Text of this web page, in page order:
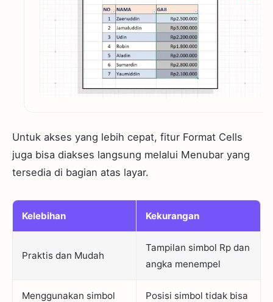
Untuk akses yang lebih cepat, fitur Format Cells
juga bisa diakses langsung melalui Menubar yang
tersedia di bagian atas layar.
Kelebihan Kekurangan
Praktis dan Mudah
Tampilan simbol Rp dan
angka menempel
Menggunakan simbol
Posisi simbol tidak bisa